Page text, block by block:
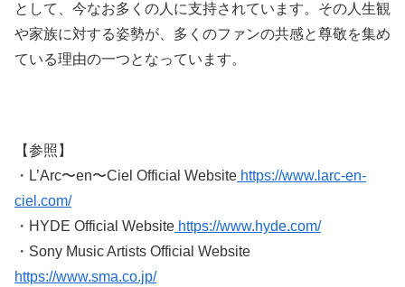
として、今なお多くの人に支持されています。その人生観
や家族に対する姿勢が、多くのファンの共感と尊敬を集め
ている理由の一つとなっています。
【参照】
・L’Arc〜en〜Ciel Official Website https://www.larc-en-
ciel.com/
・HYDE Official Website https://www.hyde.com/
・Sony Music Artists Official Website
https://www.sma.co.jp/